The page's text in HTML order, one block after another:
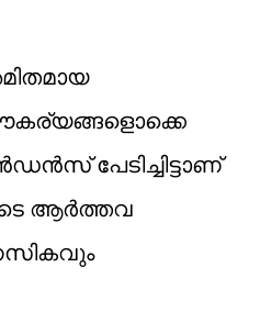
പേടിച്ചിട്ടാണ്
ആർത്തവ